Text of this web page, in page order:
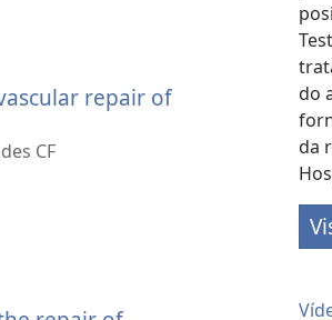
repair of
CF
do
da